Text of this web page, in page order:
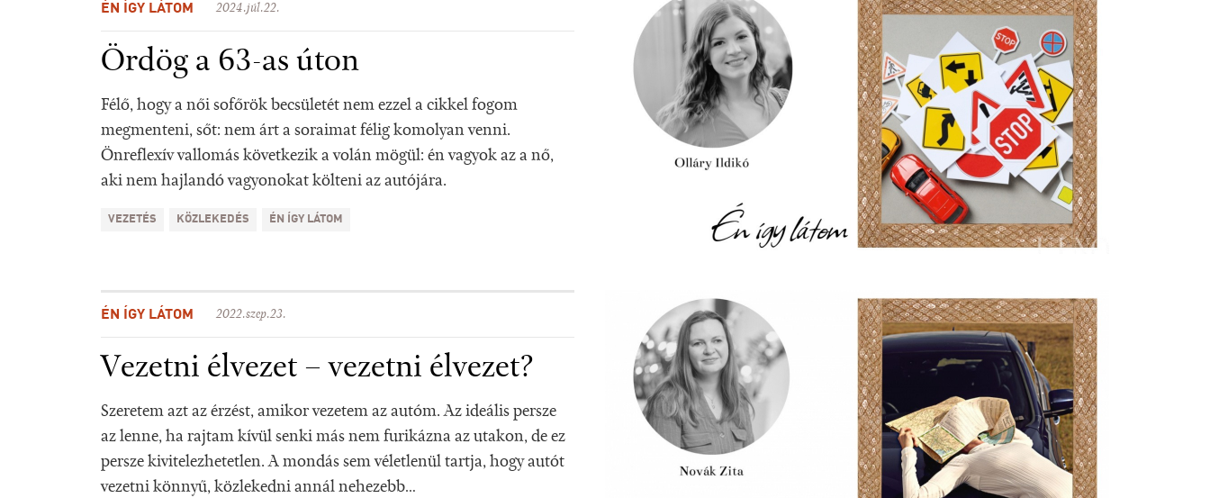
ÉN ÍGY LÁTOM 2024.júl.22.
Ördög a 63-as úton
Félő, hogy a női sofőrök becsületét nem ezzel a cikkel fogom
megmenteni, sőt: nem árt a soraimat félig komolyan venni.
Önreflexív vallomás következik a volán mögül: én vagyok az a nő,
aki nem hajlandó vagyonokat költeni az autójára.
VEZETÉS KÖZLEKEDÉS ÉN ÍGY LÁTOM
ÉN ÍGY LÁTOM 2022.szep.23.
Vezetni élvezet – vezetni élvezet?
Szeretem azt az érzést, amikor vezetem az autóm. Az ideális persze
az lenne, ha rajtam kívül senki más nem furikázna az utakon, de ez
persze kivitelezhetetlen. A mondás sem véletlenül tartja, hogy autót
vezetni könnyű, közlekedni annál nehezebb…